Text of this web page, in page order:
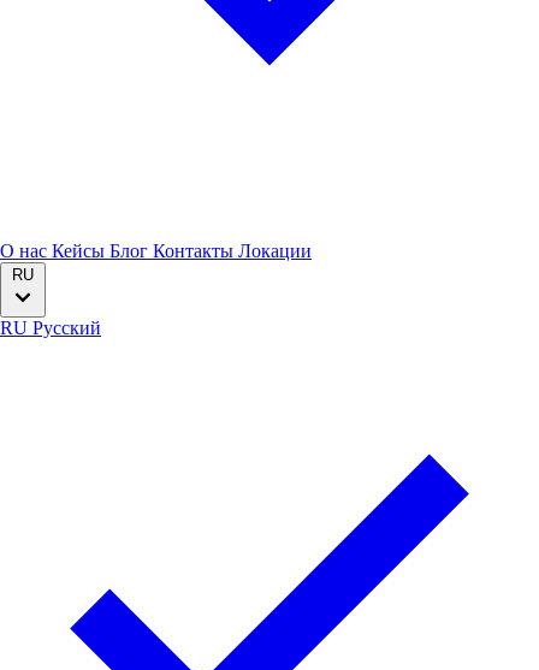
О нас Кейсы Блог Контакты Локации
RU Русский